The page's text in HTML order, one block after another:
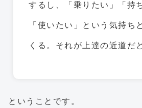
するし、「乗りたい」「持
「使いたい」という気持ち
くる。それが上達の近道だ
ということです。